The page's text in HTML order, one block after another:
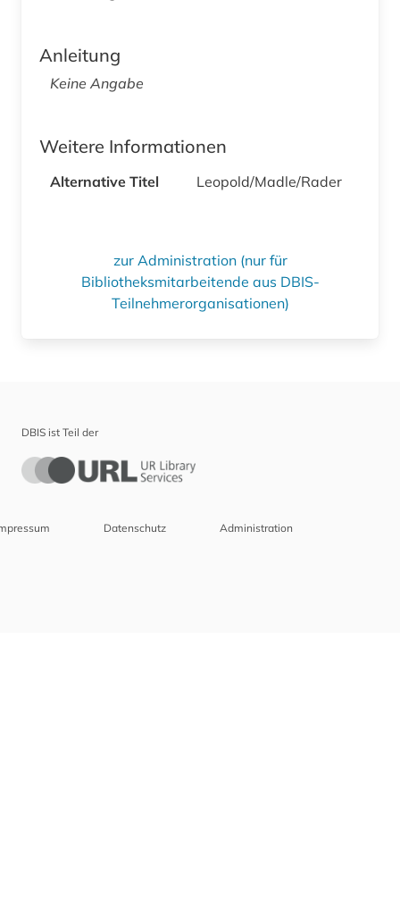
Anleitung
Keine Angabe
Weitere Informationen
Alternative Titel Leopold/Madle/Rader
zur Administration (nur für
Bibliotheksmitarbeitende aus DBIS-
Teilnehmerorganisationen)
DBIS ist Teil der
Datenschutz Administration